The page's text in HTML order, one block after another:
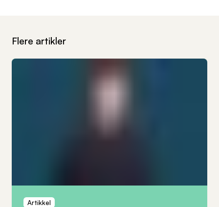
Flere artikler
Artikkel